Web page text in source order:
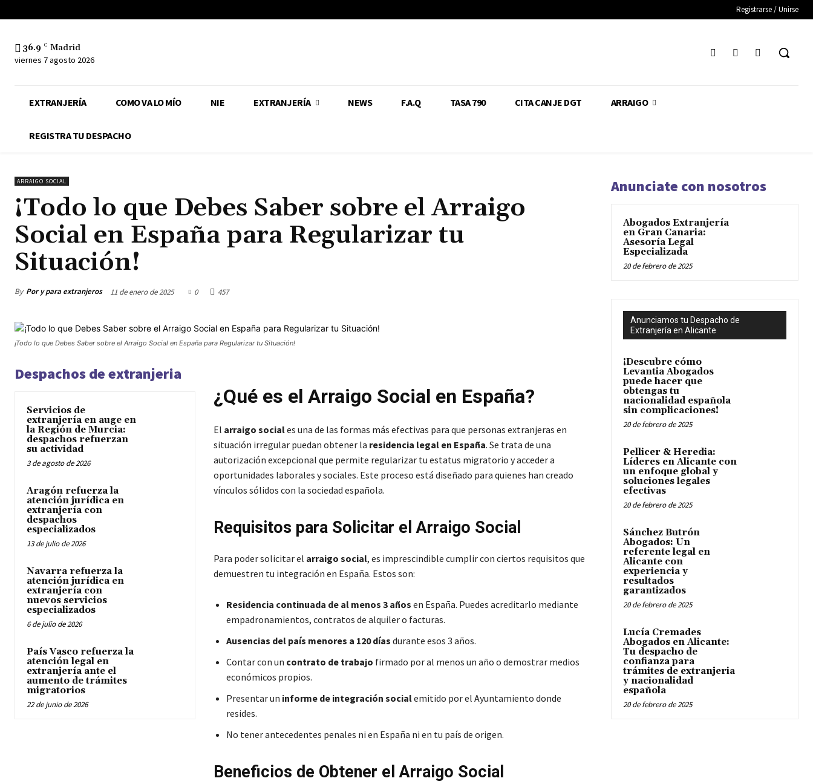
Registrarse / Unirse
36.9 C Madrid
viernes 7 agosto 2026
EXTRANJERÍA COMO VA LO MÍO NIE EXTRANJERÍA NEWS F.A.Q TASA 790 CITA CANJE DGT ARRAIGO
REGISTRA TU DESPACHO
ARRAIGO SOCIAL
¡Todo lo que Debes Saber sobre el Arraigo
Social en España para Regularizar tu
Situación!
By Por y para extranjeros 11 de enero de 2025 0 457
¡Todo lo que Debes Saber sobre el Arraigo Social en España para Regularizar tu Situación!
Despachos de extranjeria
Servicios de
extranjería en auge en
la Región de Murcia:
despachos refuerzan
su actividad
3 de agosto de 2026
Aragón refuerza la
atención jurídica en
extranjería con
despachos
especializados
13 de julio de 2026
Navarra refuerza la
atención jurídica en
extranjería con
nuevos servicios
especializados
6 de julio de 2026
País Vasco refuerza la
atención legal en
extranjería ante el
aumento de trámites
migratorios
22 de junio de 2026
¿Qué es el Arraigo Social en España?
El arraigo sociales una de las formas más efectivas para que personas extranjeras en
situación irregular puedan obtener la residencia legal en España. Se trata de una
autorización excepcional que permite regularizar tu estatus migratorio y acceder a
oportunidades laborales y sociales. Este proceso está diseñado para quienes han creado
vínculos sólidos con la sociedad española.
Requisitos para Solicitar el Arraigo Social
Para poder solicitar el arraigo social, es imprescindible cumplir con ciertos requisitos que
demuestren tu integración en España. Estos son:
Residencia continuada de al menos 3 años en España. Puedes acreditarlo mediante
empadronamientos, contratos de alquiler o facturas.
Ausencias del país menores a 120 días durante esos 3 años.
Contar con un contrato de trabajo firmado por al menos un año o demostrar medios
económicos propios.
Presentar un informe de integración socialemitido por el Ayuntamiento donde
resides.
No tener antecedentes penales ni en España ni en tu país de origen.
Beneficios de Obtener el Arraigo Social
Anunciate con nosotros
Abogados Extranjería
en Gran Canaria:
Asesoría Legal
Especializada
20 de febrero de 2025
Anunciamos tu Despacho de
Extranjería en Alicante
¡Descubre cómo
Levantia Abogados
puede hacer que
obtengas tu
nacionalidad española
sin complicaciones!
20 de febrero de 2025
Pellicer & Heredia:
Líderes en Alicante con
un enfoque global y
soluciones legales
efectivas
20 de febrero de 2025
Sánchez Butrón
Abogados: Un
referente legal en
Alicante con
experiencia y
resultados
garantizados
20 de febrero de 2025
Lucía Cremades
Abogados en Alicante:
Tu despacho de
confianza para
trámites de extranjeria
y nacionalidad
española
20 de febrero de 2025